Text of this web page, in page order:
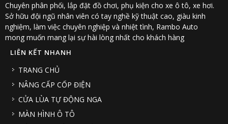
Chuyên phân phối, lắp đặt đồ chơi, phụ kiện cho xe ô tô, xe hơi.
Sở hữu đội ngũ nhân viên có tay nghề kỹ thuật cao, giàu kinh
nghiệm, làm việc chuyên nghiệp và nhiệt tình, Rambo Auto
mong muốn mang lại sự hài lòng nhất cho khách hàng
LIÊN KẾT NHANH
TRANG CHỦ
NÂNG CẤP CỐP ĐIỆN
CỬA LÙA TỰ ĐỘNG NGA
MÀN HÌNH Ô TÔ